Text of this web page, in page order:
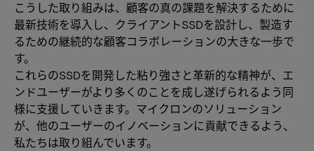
こうした取り組みは、顧客の真の課題を解決するために
最新技術を導入し、クライアントSSDを設計し、製造す
るための継続的な顧客コラボレーションの大きな一歩で
す。
これらのSSDを開発した粘り強さと革新的な精神が、エ
ンドユーザーがより多くのことを成し遂げられるよう同
様に支援していきます。マイクロンのソリューション
が、他のユーザーのイノベーションに貢献できるよう、
私たちは取り組んでいます。